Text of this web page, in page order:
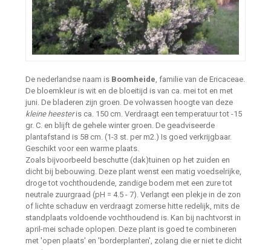
De nederlandse naam is Boomheide, familie van de Ericaceae.
De bloemkleur is wit en de bloeitijd is van ca. mei tot en met
juni. De bladeren zijn groen. De volwassen hoogte van deze
kleine heesteris ca. 150 cm. Verdraagt een temperatuur tot -15
gr. C. en blijft de gehele winter groen. De geadviseerde
plantafstand is 58 cm. (1-3 st. per m2.) Is goed verkrijgbaar.
Geschikt voor een warme plaats.
Zoals bijvoorbeeld beschutte (dak)tuinen op het zuiden en
dicht bij bebouwing. Deze plant wenst een matig voedselrijke,
droge tot vochthoudende, zandige bodem met een zure tot
neutrale zuurgraad (pH = 4.5 - 7). Verlangt een plekje in de zon
of lichte schaduw en verdraagt zomerse hitte redelijk, mits de
standplaats voldoende vochthoudend is. Kan bij nachtvorst in
april-mei schade oplopen. Deze plant is goed te combineren
met 'open plaats' en 'borderplanten', zolang die er niet te dicht